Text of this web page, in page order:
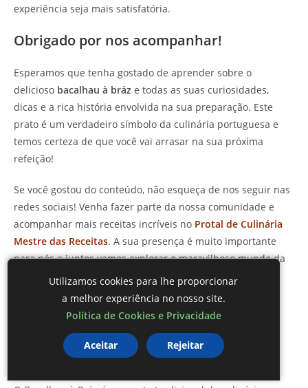
experiência seja mais satisfatória.
Obrigado por nos acompanhar!
Esperamos que tenha gostado de aprender sobre o
delicioso bacalhau à bráz e todas as suas curiosidades,
dicas e a rica história envolvida na sua preparação. Este
prato é um verdadeiro símbolo da culinária portuguesa e
temos certeza de que você vai arrasar na sua próxima
refeição!
Se você gostou do conteúdo, não esqueça de nos seguir nas
redes sociais! Venha fazer parte da nossa comunidade e
acompanhar mais receitas incríveis no Protal de Culinária
Mestre das Receitas. A sua presença é muito importante
para nós e juntos vamos explorar o maravilhoso mundo da
gastronomia!
FAQ – Perguntas frequentes sobre
Qual é a origem do Bacalhau à Bráz?
Utilizamos cookies para lhe proporcionar
a melhor experiência no nosso site.
Política de Cookies e Privacidade
Aceitar Rejeitar